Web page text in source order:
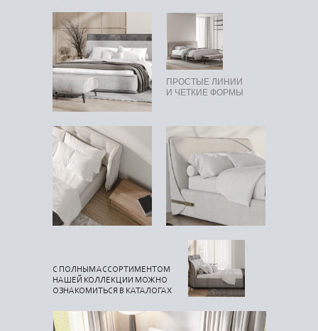
С ПОЛНЫМ АССОРТИМЕНТОМ
НАШЕЙ КОЛЛЕКЦИИ МОЖНО
ОЗНАКОМИТЬСЯ В КАТАЛОГАХ
ПРОСТЫЕ ЛИНИИ
И ЧЕТКИЕ ФОРМЫ